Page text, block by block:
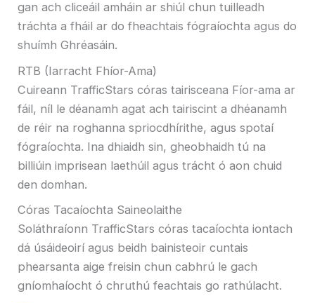
gan ach cliceáil amháin ar shiúl chun tuilleadh
tráchta a fháil ar do fheachtais fógraíochta agus do
shuímh Ghréasáin.
RTB (Iarracht Fhíor-Ama)
Cuireann TrafficStars córas tairisceana Fíor-ama ar
fáil, níl le déanamh agat ach tairiscint a dhéanamh
de réir na roghanna spriocdhírithe, agus spotaí
fógraíochta. Ina dhiaidh sin, gheobhaidh tú na
billiúin imprisean laethúil agus trácht ó aon chuid
den domhan.
Córas Tacaíochta Saineolaithe
Soláthraíonn TrafficStars córas tacaíochta iontach
dá úsáideoirí agus beidh bainisteoir cuntais
phearsanta aige freisin chun cabhrú le gach
gníomhaíocht ó chruthú feachtais go rathúlacht.